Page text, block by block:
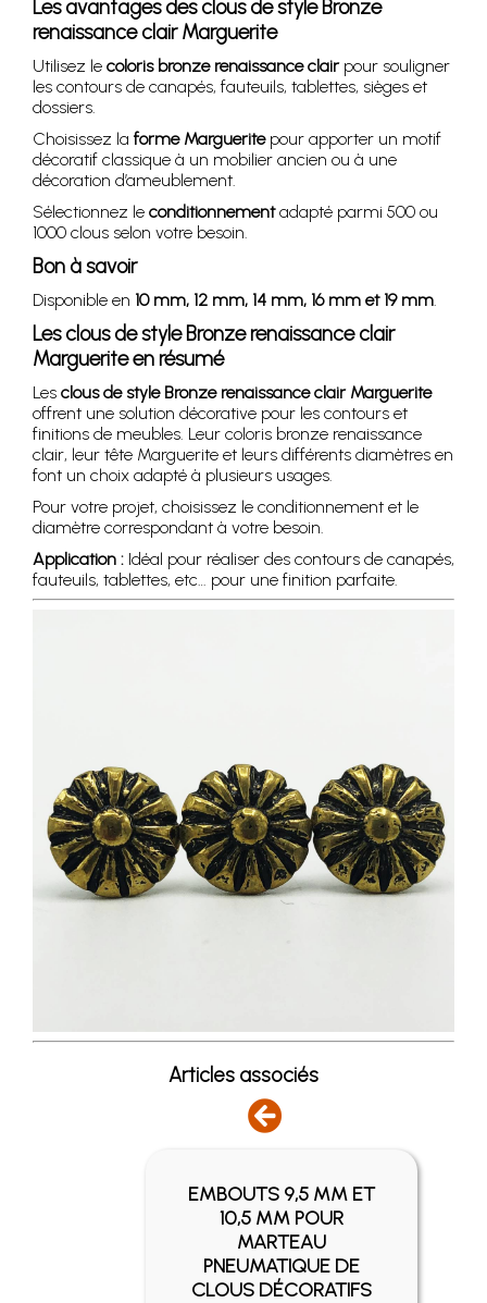
Les avantages des clous de style Bronze
renaissance clair Marguerite
Utilisez le coloris bronze renaissance clairpour souligner
les contours de canapés, fauteuils, tablettes, sièges et
dossiers.
Choisissez la forme Margueritepour apporter un motif
décoratif classique à un mobilier ancien ou à une
décoration d’ameublement.
Sélectionnez le conditionnementadapté parmi 500 ou
1000 clous selon votre besoin.
Bon à savoir
Disponible en 10 mm, 12 mm, 14 mm, 16 mm et 19 mm
Les clous de style Bronze renaissance clair
Marguerite en résumé
Les clous de style Bronze renaissance clair Marguerite
offrent une solution décorative pour les contours et
finitions de meubles. Leur coloris bronze renaissance
clair, leur tête Marguerite et leurs différents diamètres en
font un choix adapté à plusieurs usages.
Pour votre projet, choisissez le conditionnement et le
diamètre correspondant à votre besoin.
Application : Idéal pour réaliser des contours de canapés,
fauteuils, tablettes, etc… pour une finition parfaite.
Articles associés
EMBOUTS 9,5 MM ET
10,5 MM POUR
MARTEAU
PNEUMATIQUE DE
CLOUS DÉCORATIFS